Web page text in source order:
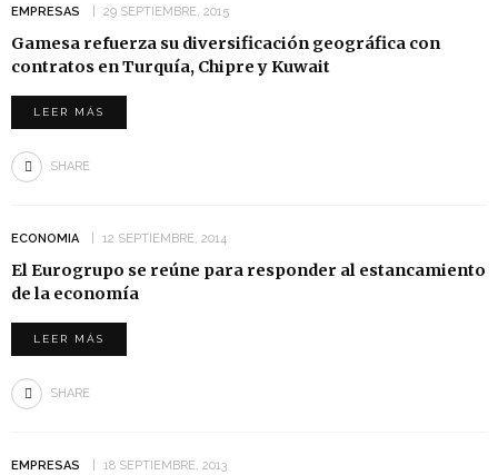
EMPRESAS 29 SEPTIEMBRE, 2015
Gamesa refuerza su diversificación geográfica con
contratos en Turquía, Chipre y Kuwait
LEER MÁS
SHARE
ECONOMIA 12 SEPTIEMBRE, 2014
El Eurogrupo se reúne para responder al estancamiento
de la economía
LEER MÁS
SHARE
EMPRESAS 18 SEPTIEMBRE, 2013